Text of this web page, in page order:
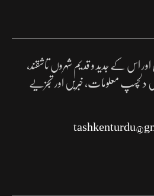
اس کے جدید و قدیم شہروں تاشقند،
دلچسپ معلومات، خبریں اور تجزیے